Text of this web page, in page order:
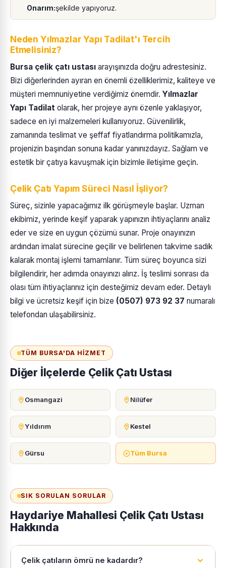
Onarım:şekilde yapıyoruz.
Neden Yılmazlar Yapı Tadilat'ı Tercih
Etmelisiniz?
Bursa çelik çatı ustası arayışınızda doğru adrestesiniz.
Bizi diğerlerinden ayıran en önemli özelliklerimiz, kaliteye ve
müşteri memnuniyetine verdiğimiz önemdir. Yılmazlar
Yapı Tadilat olarak, her projeye aynı özenle yaklaşıyor,
sadece en iyi malzemeleri kullanıyoruz. Güvenilirlik,
zamanında teslimat ve şeffaf fiyatlandırma politikamızla,
projenizin başından sonuna kadar yanınızdayız. Sağlam ve
estetik bir çatıya kavuşmak için bizimle iletişime geçin.
Çelik Çatı Yapım Süreci Nasıl İşliyor?
Süreç, sizinle yapacağımız ilk görüşmeyle başlar. Uzman
ekibimiz, yerinde keşif yaparak yapınızın ihtiyaçlarını analiz
eder ve size en uygun çözümü sunar. Proje onayınızın
ardından imalat sürecine geçilir ve belirlenen takvime sadık
kalarak montaj işlemi tamamlanır. Tüm süreç boyunca sizi
bilgilendirir, her adımda onayınızı alırız. İş teslimi sonrası da
olası tüm ihtiyaçlarınız için desteğimiz devam eder. Detaylı
bilgi ve ücretsiz keşif için bize (0507) 973 92 37 numaralı
telefondan ulaşabilirsiniz.
TÜM BURSA'DA HIZMET
Diğer İlçelerde Çelik Çatı Ustası
Osmangazi Nilüfer
Yıldırım Kestel
Gürsu Tüm Bursa
SIK SORULAN SORULAR
Haydariye Mahallesi Çelik Çatı Ustası
Hakkında
Çelik çatıların ömrü ne kadardır?